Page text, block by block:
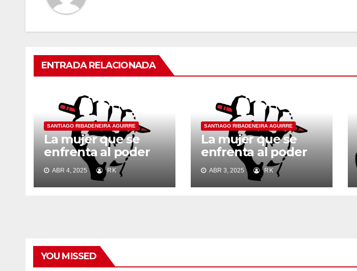
ENTRADA RELACIONADA
SANTIAGO RIBADENEIRA AGUIRRE
La mujer que se
enfrenta al poder
ABR 4, 2025 RK
SANTIAGO RIBADENEIRA AGUIRRE
La mujer que se
enfrenta al poder
ABR 3, 2025 RK
YOU MISSED